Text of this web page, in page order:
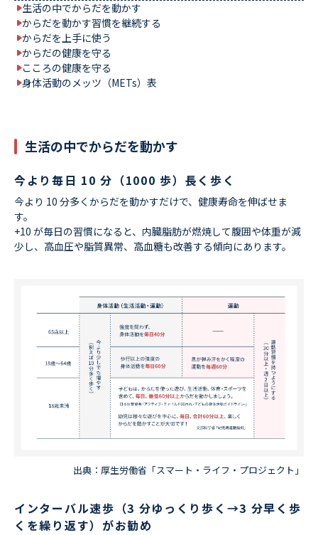
生活の中でからだを動かす
からだを動かす習慣を継続する
からだを上手に使う
からだの健康を守る
こころの健康を守る
身体活動のメッツ（METs）表
生活の中でからだを動かす
今より毎日 10 分（1000 歩）長く歩く
今より 10 分多くからだを動かすだけで、健康寿命を伸ばせま
す。
+10 が毎日の習慣になると、内臓脂肪が燃焼して腹囲や体重が減
少し、高血圧や脂質異常、高血糖も改善する傾向にあります。
出典：厚生労働省「スマート・ライフ・プロジェクト」
インターバル速歩（3 分ゆっくり歩く→3 分早く歩
くを繰り返す）がお勧め